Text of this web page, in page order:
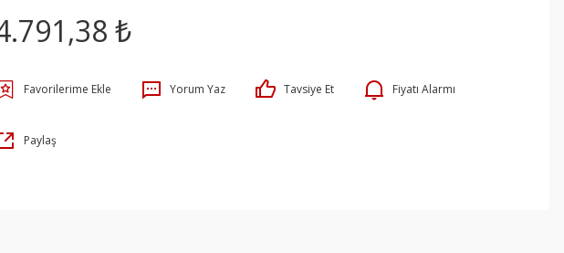
₺
Yorum Yaz Tavsiye Et Fiyatı Alarmı
Paylaş